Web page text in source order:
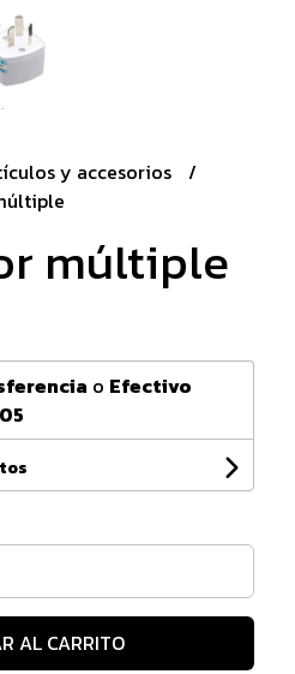
y accesorios
múltiple
o Efectivo
AL CARRITO